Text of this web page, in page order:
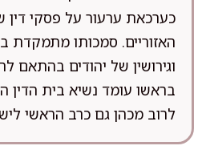
כערכאת ערעור על פסקי דין
האזוריים. סמכותו מתמקדת
וגירושין של יהודים בהתאם
בראשו עומד נשיא בית הדין
לרוב מכהן גם כרב הראשי